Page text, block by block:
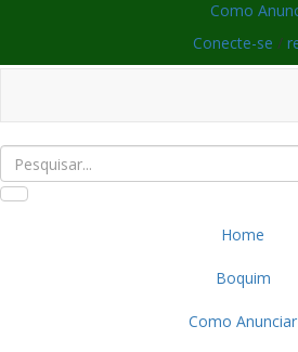
Como
Conecte-se /
Home
Boquim
Como Anunciar